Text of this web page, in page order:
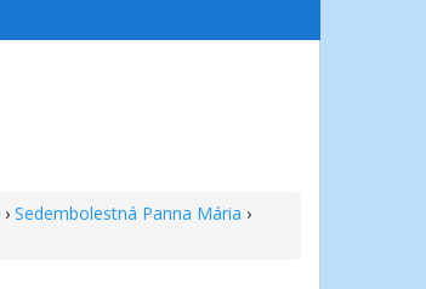
›Sedembolestná Panna Mária ›